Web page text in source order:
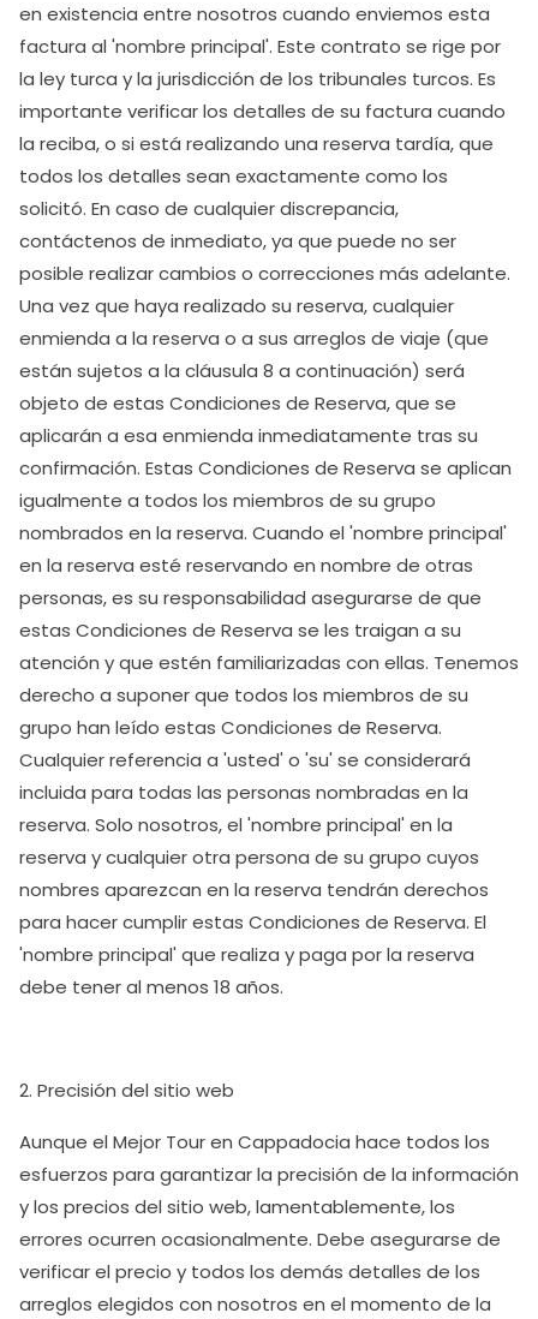
en existencia entre nosotros cuando enviemos esta
factura al 'nombre principal'. Este contrato se rige por
la ley turca y la jurisdicción de los tribunales turcos. Es
importante verificar los detalles de su factura cuando
la reciba, o si está realizando una reserva tardía, que
todos los detalles sean exactamente como los
solicitó. En caso de cualquier discrepancia,
contáctenos de inmediato, ya que puede no ser
posible realizar cambios o correcciones más adelante.
Una vez que haya realizado su reserva, cualquier
enmienda a la reserva o a sus arreglos de viaje (que
están sujetos a la cláusula 8 a continuación) será
objeto de estas Condiciones de Reserva, que se
aplicarán a esa enmienda inmediatamente tras su
confirmación. Estas Condiciones de Reserva se aplican
igualmente a todos los miembros de su grupo
nombrados en la reserva. Cuando el 'nombre principal'
en la reserva esté reservando en nombre de otras
personas, es su responsabilidad asegurarse de que
estas Condiciones de Reserva se les traigan a su
atención y que estén familiarizadas con ellas. Tenemos
derecho a suponer que todos los miembros de su
grupo han leído estas Condiciones de Reserva.
Cualquier referencia a 'usted' o 'su' se considerará
incluida para todas las personas nombradas en la
reserva. Solo nosotros, el 'nombre principal' en la
reserva y cualquier otra persona de su grupo cuyos
nombres aparezcan en la reserva tendrán derechos
para hacer cumplir estas Condiciones de Reserva. El
'nombre principal' que realiza y paga por la reserva
debe tener al menos 18 años.
2. Precisión del sitio web
Aunque el Mejor Tour en Cappadocia hace todos los
esfuerzos para garantizar la precisión de la información
y los precios del sitio web, lamentablemente, los
errores ocurren ocasionalmente. Debe asegurarse de
verificar el precio y todos los demás detalles de los
arreglos elegidos con nosotros en el momento de la